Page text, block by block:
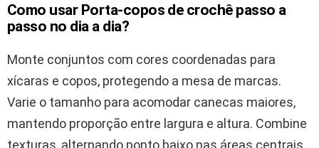
Como usar Porta-copos de crochê passo a
passo no dia a dia?
Monte conjuntos com cores coordenadas para
xícaras e copos, protegendo a mesa de marcas.
Varie o tamanho para acomodar canecas maiores,
mantendo proporção entre largura e altura. Combine
texturas, alternando ponto baixo nas áreas centrais